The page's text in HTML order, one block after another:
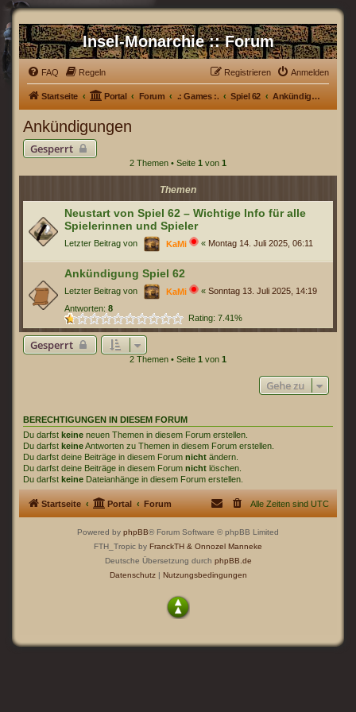
Insel-Monarchie :: Forum
FAQ Regeln Anmelden
Registrieren
Startseite Portal Forum .: Games :. Spiel 62 Ankündigungen
Ankündigungen
Gesperrt
2 Themen • Seite 1 von 1
Themen
Neustart von Spiel 62 – Wichtige Info für alle
Spielerinnen und Spieler
Letzter Beitrag von KaMi « Montag 14. Juli 2025, 06:11
Ankündigung Spiel 62
Letzter Beitrag von KaMi « Sonntag 13. Juli 2025, 14:19
Antworten: 8
Rating: 7.41%
Gesperrt
2 Themen • Seite 1 von 1
Gehe zu
BERECHTIGUNGEN IN DIESEM FORUM
Du darfst keine neuen Themen in diesem Forum erstellen.
Du darfst keineAntworten zu Themen in diesem Forum erstellen.
Du darfst deine Beiträge in diesem Forum nicht ändern.
Du darfst deine Beiträge in diesem Forum nicht löschen.
Du darfst keine Dateianhänge in diesem Forum erstellen.
Startseite Portal Forum Alle Zeiten sind UTC
Powered by phpBB® Forum Software © phpBB Limited
FTH_Tropic by FranckTH & Onnozel Manneke
Deutsche Übersetzung durch phpBB.de
Datenschutz| Nutzungsbedingungen